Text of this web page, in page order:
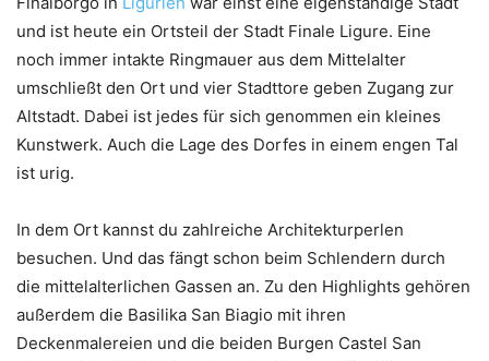
und ist heute ein Ortsteil der Stadt Finale Ligure. Eine
noch immer intakte Ringmauer aus dem Mittelalter
umschließt den Ort und vier Stadttore geben Zugang zur
Altstadt. Dabei ist jedes für sich genommen ein kleines
Kunstwerk. Auch die Lage des Dorfes in einem engen Tal
ist urig.
In dem Ort kannst du zahlreiche Architekturperlen
besuchen. Und das fängt schon beim Schlendern durch
die mittelalterlichen Gassen an. Zu den Highlights gehören
außerdem die Basilika San Biagio mit ihren
Deckenmalereien und die beiden Burgen Castel San